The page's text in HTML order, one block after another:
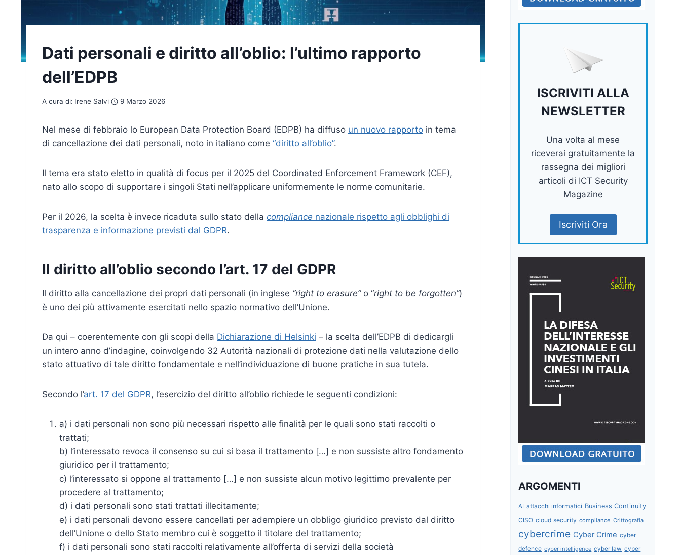
Dati personali e diritto all’oblio: l’ultimo rapporto
dell’EDPB
A cura di: Irene Salvi 9 Marzo 2026
Nel mese di febbraio lo European Data Protection Board (EDPB) ha diffuso un nuovo rapporto in tema
di cancellazione dei dati personali, noto in italiano come “diritto all’oblio”.
Il tema era stato eletto in qualità di focus per il 2025 del Coordinated Enforcement Framework (CEF),
nato allo scopo di supportare i singoli Stati nell’applicare uniformemente le norme comunitarie.
Per il 2026, la scelta è invece ricaduta sullo stato della compliance nazionale rispetto agli obblighi di
trasparenza e informazione previsti dal GDPR.
Il diritto all’oblio secondo l’art. 17 del GDPR
Il diritto alla cancellazione dei propri dati personali (in inglese “right to erasure”o “right to be forgotten”)
è uno dei più attivamente esercitati nello spazio normativo dell’Unione.
Da qui – coerentemente con gli scopi della Dichiarazione di Helsinki – la scelta dell’EDPB di dedicargli
un intero anno d’indagine, coinvolgendo 32 Autorità nazionali di protezione dati nella valutazione dello
stato attuativo di tale diritto fondamentale e nell’individuazione di buone pratiche in sua tutela.
Secondo l’art. 17 del GDPR, l’esercizio del diritto all’oblio richiede le seguenti condizioni:
a) i dati personali non sono più necessari rispetto alle finalità per le quali sono stati raccolti o
trattati;
b) l’interessato revoca il consenso su cui si basa il trattamento […] e non sussiste altro fondamento
giuridico per il trattamento;
c) l’interessato si oppone al trattamento […] e non sussiste alcun motivo legittimo prevalente per
procedere al trattamento;
d) i dati personali sono stati trattati illecitamente;
e) i dati personali devono essere cancellati per adempiere un obbligo giuridico previsto dal diritto
dell’Unione o dello Stato membro cui è soggetto il titolare del trattamento;
f) i dati personali sono stati raccolti relativamente all’offerta di servizi della società
ISCRIVITI ALLA
NEWSLETTER
Una volta al mese
riceverai gratuitamente la
rassegna dei migliori
articoli di ICT Security
Magazine
Iscriviti Ora
ARGOMENTI
AI attacchi informatici Business Continuity
CISO cloud security compliance Crittografia
cybercrime Cyber Crime cyber
defence cyber intelligence cyber law cyber